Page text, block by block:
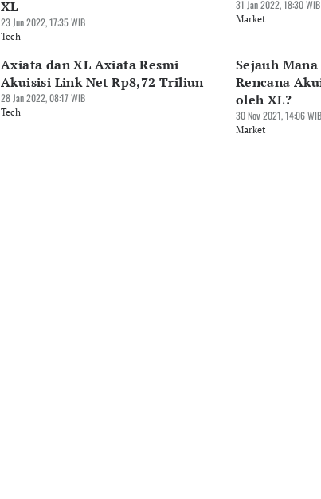
XL
23 Jun 2022, 17:35 WIB
Tech
31 Jan 2022, 18:30 WIB
Market
Axiata dan XL Axiata Resmi
Akuisisi Link Net Rp8,72 Triliun
28 Jan 2022, 08:17 WIB
Tech
Sejauh
Rencana
oleh XL?
30 Nov 2021, 14:06 WIB
Market